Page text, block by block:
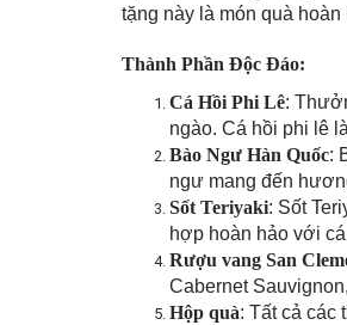
tặng này là món quà
Thành Phần Độc Đáo:
Cá Hồi Phi Lê:
ngào. Cá hồi phi lê
Bào Ngư Hàn Quốc:
ngư mang đến
Sốt Teriyaki: Sốt
hợp hoàn hảo với
Rượu vang San
Cabernet
Hộp quà: Tất cả các